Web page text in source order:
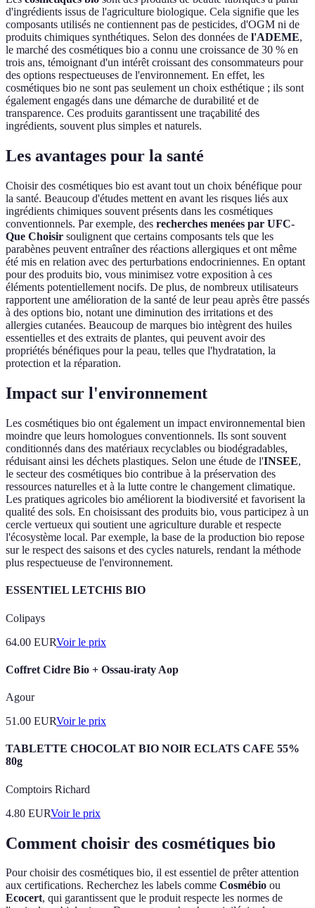
d'ingrédients issus de l'agriculture biologique. Cela signifie que les
composants utilisés ne contiennent pas de pesticides, d'OGM ni de
produits chimiques synthétiques. Selon des données de l'ADEME,
le marché des cosmétiques bio a connu une croissance de 30 % en
trois ans, témoignant d'un intérêt croissant des consommateurs pour
des options respectueuses de l'environnement. En effet, les
cosmétiques bio ne sont pas seulement un choix esthétique ; ils sont
également engagés dans une démarche de durabilité et de
transparence. Ces produits garantissent une traçabilité des
ingrédients, souvent plus simples et naturels.
Les avantages pour la santé
Choisir des cosmétiques bio est avant tout un choix bénéfique pour
la santé. Beaucoup d'études mettent en avant les risques liés aux
ingrédients chimiques souvent présents dans les cosmétiques
conventionnels. Par exemple, des recherches menées par UFC-
Que Choisir soulignent que certains composants tels que les
parabènes peuvent entraîner des réactions allergiques et ont même
été mis en relation avec des perturbations endocriniennes. En optant
pour des produits bio, vous minimisez votre exposition à ces
éléments potentiellement nocifs. De plus, de nombreux utilisateurs
rapportent une amélioration de la santé de leur peau après être passés
à des options bio, notant une diminution des irritations et des
allergies cutanées. Beaucoup de marques bio intègrent des huiles
essentielles et des extraits de plantes, qui peuvent avoir des
propriétés bénéfiques pour la peau, telles que l'hydratation, la
protection et la réparation.
Impact sur l'environnement
Les cosmétiques bio ont également un impact environnemental bien
moindre que leurs homologues conventionnels. Ils sont souvent
conditionnés dans des matériaux recyclables ou biodégradables,
réduisant ainsi les déchets plastiques. Selon une étude de l'INSEE,
le secteur des cosmétiques bio contribue à la préservation des
ressources naturelles et à la lutte contre le changement climatique.
Les pratiques agricoles bio améliorent la biodiversité et favorisent la
qualité des sols. En choisissant des produits bio, vous participez à un
cercle vertueux qui soutient une agriculture durable et respecte
l'écosystème local. Par exemple, la base de la production bio repose
sur le respect des saisons et des cycles naturels, rendant la méthode
plus respectueuse de l'environnement.
ESSENTIEL LETCHIS BIO
Colipays
64.00 EURVoir le prix
Coffret Cidre Bio + Ossau-iraty Aop
Agour
51.00 EURVoir le prix
TABLETTE CHOCOLAT BIO NOIR ECLATS CAFE 55%
80g
Comptoirs Richard
4.80 EURVoir le prix
Comment choisir des cosmétiques bio
Pour choisir des cosmétiques bio, il est essentiel de prêter attention
aux certifications. Recherchez les labels comme Cosmébio ou
Ecocert, qui garantissent que le produit respecte les normes de